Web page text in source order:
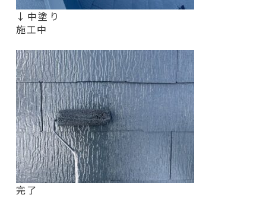
↓中塗り
施工中
完了